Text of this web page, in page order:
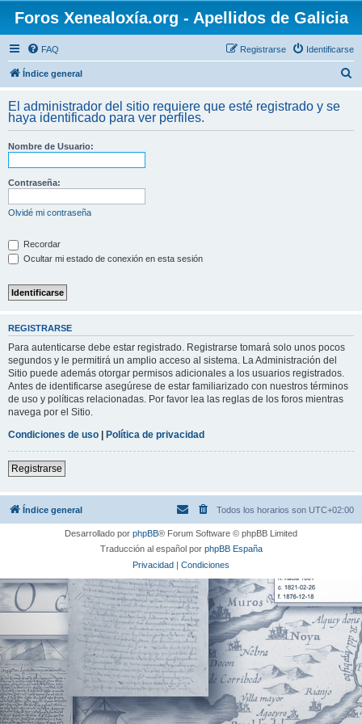
Foros Xenealoxía.org - Apellidos de Galicia
FAQ Identificarse
Registrarse
Índice general
c
El administrador del sitio requiere que esté registrado y se
haya identificado para ver perfiles.
Nombre de Usuario:
Contraseña:
Olvidé mi contraseña
Recordar
Ocultar mi estado de conexión en esta sesión
REGISTRARSE
Para autenticarse debe estar registrado. Registrarse tomará solo unos pocos
segundos y le permitirá un amplio acceso al sistema. La Administración del
Sitio puede además otorgar permisos adicionales a los usuarios registrados.
Antes de identificarse asegúrese de estar familiarizado con nuestros términos
de uso y políticas relacionadas. Por favor lea las reglas de los foros mientras
navega por el Sitio.
Condiciones de uso | Política de privacidad
Registrarse
Índice general Todos los horarios son UTC+02:00
Desarrollado por phpBB® Forum Software © phpBB Limited
Traducción al español por phpBB España
Privacidad | Condiciones